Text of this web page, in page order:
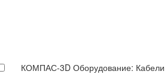
КОМПАС-3D Оборудование: Кабели